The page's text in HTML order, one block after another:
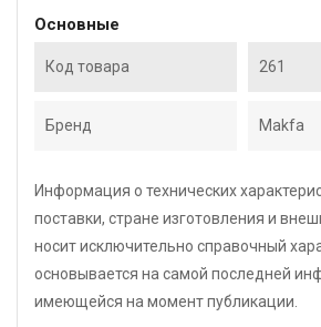
Основные
Код товара 261
Бренд Makfa
Информация о технических
поставки, стране изготовления и
носит исключительно справочный
основывается на самой последней
имеющейся на момент публикации.